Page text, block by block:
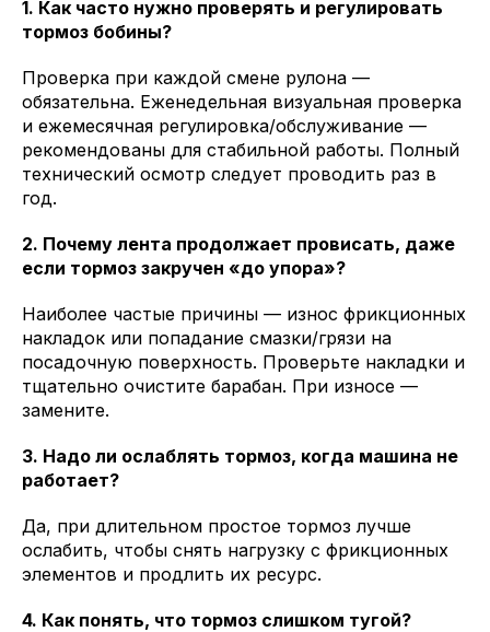
1. Как часто нужно проверять и регулировать
тормоз бобины?
Проверка при каждой смене рулона —
обязательна. Еженедельная визуальная проверка
и ежемесячная регулировка/обслуживание —
рекомендованы для стабильной работы. Полный
технический осмотр следует проводить раз в
год.
2. Почему лента продолжает провисать, даже
если тормоз закручен «до упора»?
Наиболее частые причины — износ фрикционных
накладок или попадание смазки/грязи на
посадочную поверхность. Проверьте накладки и
тщательно очистите барабан. При износе —
замените.
3. Надо ли ослаблять тормоз, когда машина не
работает?
Да, при длительном простое тормоз лучше
ослабить, чтобы снять нагрузку с фрикционных
элементов и продлить их ресурс.
4. Как понять, что тормоз слишком тугой?